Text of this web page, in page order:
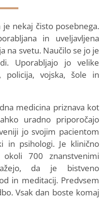
nekaj čisto posebnega.
in uveljavljena
na svetu. Naučilo se jo je
Uporabljajo jo velike
policija, vojska, šole in
medicina priznava kot
uradno priporočajo
jo svojim pacientom
in psihologi. Je klinično
700 znanstvenimi
da je bistveno
in meditacij. Predvsem
Vsak dan boste komaj